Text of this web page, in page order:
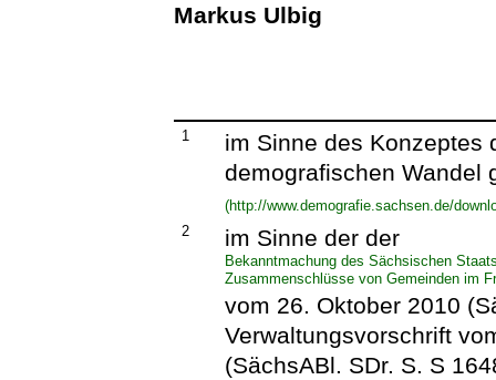
Markus Ulbig
1
im Sinne des Konzeptes
demografischen Wandel
(http://www.demografie.sachsen.de/
2
im Sinne der der
Bekanntmachung des Sächsischen
Zusammenschlüsse von Gemeinden im
vom 26. Oktober 2010
Verwaltungsvorschrift
(SächsABl. SDr. S. S